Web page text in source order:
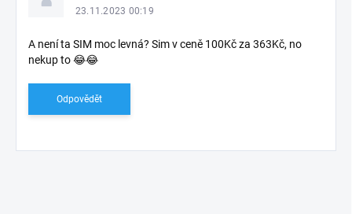
z
23.11.2023 00:19
A není ta SIM moc levná? Sim v ceně 100Kč za 363Kč, no
nekup to 😂😂
Odpovědět